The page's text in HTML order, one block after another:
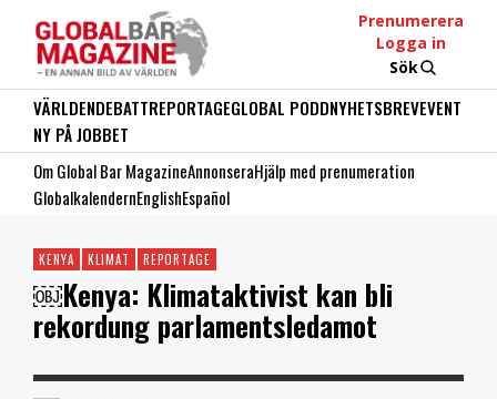
Prenumerera
Logga in
Sök
VÄRLDENDEBATTREPORTAGEGLOBAL PODDNYHETSBREVEVENT
NY PÅ JOBBET
Om Global Bar MagazineAnnonseraHjälp med prenumeration
GlobalkalendernEnglishEspañol
KENYA KLIMAT REPORTAGE
￼Kenya: Klimataktivist kan bli
rekordung parlamentsledamot